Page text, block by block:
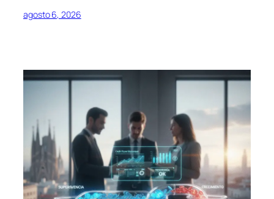
agosto 6, 2026